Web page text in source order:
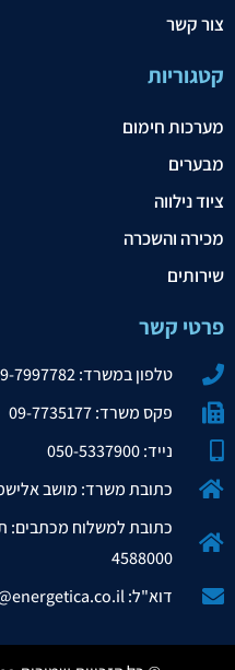
צור קשר
קטגוריות
מערכות חימום
מבערים
ציוד נילווה
מכירה והשכרה
שירותים
פרטי קשר
טלפון במשרד: 09-7997782
פקס משרד: 09-7735177
נייד: 050-5337900
כתובת משרד: מושב
4588000
דוא"ל: Miller@energetica.co.il